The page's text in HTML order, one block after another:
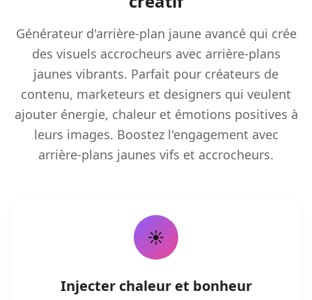
Générateur d'arrière-plan jaune avancé qui crée
des visuels accrocheurs avec arrière-plans
jaunes vibrants. Parfait pour créateurs de
contenu, marketeurs et designers qui veulent
ajouter énergie, chaleur et émotions positives à
leurs images. Boostez l'engagement avec
arrière-plans jaunes vifs et accrocheurs.
☀️
Injecter chaleur et bonheur